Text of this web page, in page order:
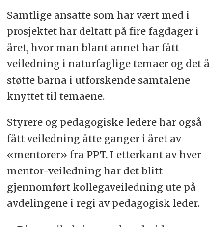
Samtlige ansatte som har vært med i
prosjektet har deltatt på fire fagdager i
året, hvor man blant annet har fått
veiledning i naturfaglige temaer og det å
støtte barna i utforskende samtalene
knyttet til temaene.
Styrere og pedagogiske ledere har også
fått veiledning åtte ganger i året av
«mentorer» fra PPT. I etterkant av hver
mentor-veiledning har det blitt
gjennomført kollegaveiledning ute på
avdelingene i regi av pedagogisk leder.